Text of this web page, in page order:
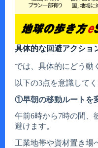
具体的な回避アクショ
では、具体的にどう動
以下の3点を意識してく
①早朝の移動ルートを
午前6時から7時の間、
避けます。
工業地帯や資材置き場